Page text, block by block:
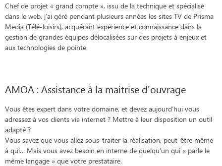
Chef de projet « grand compte », issu de la technique et spécialisé
dans le web, j’ai géré pendant plusieurs années les sites TV de Prisma
Media (Télé-loisirs), acquérant expérience et connaissance dans la
gestion de grandes équipes délocalisées sur des projets à enjeux et
aux technologies de pointe.
AMOA : Assistance à la maitrise d'ouvrage
Vous êtes expert dans votre domaine, et devez aujourd’hui vous
adressez à vos clients via internet ? Mettre à leur disposition un outil
adapté ?
Vous savez que vous allez sous-traiter la réalisation, peut-être même
à qui… Mais vous avez besoin en interne de quelqu’un qui « parle le
même langage » que votre prestataire.